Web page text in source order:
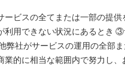
ービスの全てまたは一部の提
利用できない状況にあるとき
弊社がサービスの運用の全部
業的に相当な範囲内で努力し